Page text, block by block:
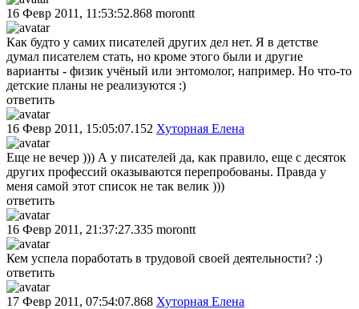
16 Февр 2011, 11:53:52.868 morontt
Как будто у самих писателей других дел нет. Я в детстве
думал писателем стать, но кроме этого были и другие
варианты - физик учёный или энтомолог, например. Но что-то
детские планы не реализуются :)
ответить
16 Февр 2011, 15:05:07.152 Хуторная Елена
Еще не вечер ))) А у писателей да, как правило, еще с десяток
других профессий оказываются перепробованы. Правда у
меня самой этот список не так велик )))
ответить
16 Февр 2011, 21:37:27.335 morontt
Кем успела поработать в трудовой своей деятельности? :)
ответить
17 Февр 2011, 07:54:07.868 Хуторная Елена